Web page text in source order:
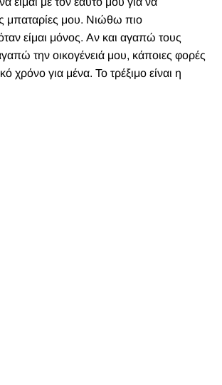
μπαταρίες μου. Νιώθω πιο
είμαι μόνος. Αν και αγαπώ τους
την οικογένειά μου, κάποιες φορές
χρόνο για μένα. Το τρέξιμο είναι η